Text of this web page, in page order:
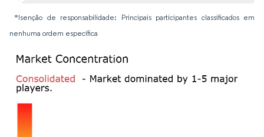
*Isenção de responsabilidade: Principais participantes classificados em
nenhuma ordem específica